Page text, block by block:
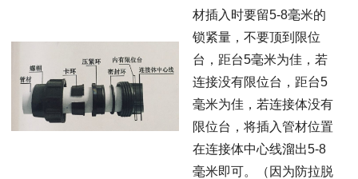
材插入时要留5-8毫米的
锁紧量，不要顶到限位
台，距台5毫米为佳，若
连接没有限位台，距台5
毫米为佳，若连接体没有
限位台，将插入管材位置
在连接体中心线溜出5-8
毫米即可。（因为防拉脱